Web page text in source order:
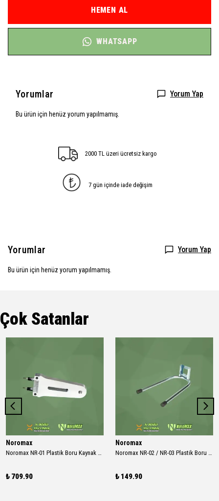
HEMEN AL
WHATSAPP
Yorumlar Yorum Yap
Bu ürün için henüz yorum yapılmamış.
2000 TL üzeri ücretsiz kargo
7 gün içinde iade değişim
Yorumlar Yorum Yap
Bu ürün için henüz yorum yapılmamış.
Çok Satanlar
Noromax
Noromax NR-01 Plastik Boru Kaynak Makinası 1000w Rezidans
₺ 709.90
Noromax
Noromax NR-02 / NR-03 Plastik Boru Kaynak Makinası Ayak
₺ 149.90